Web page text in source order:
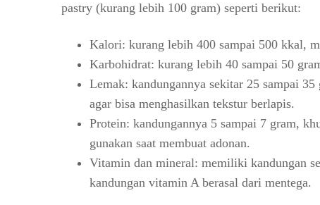
pastry (kurang lebih 100 gram) seperti berikut:
Kalori: kurang lebih 400 sampai 500 kkal,
Karbohidrat: kurang lebih 40 sampai 50
Lemak: kandungannya sekitar 25 sampai
agar bisa menghasilkan tekstur berlapis.
Protein: kandungannya 5 sampai 7 gram,
gunakan saat membuat adonan.
Vitamin dan mineral: memiliki kandungan
kandungan vitamin A berasal dari mentega.